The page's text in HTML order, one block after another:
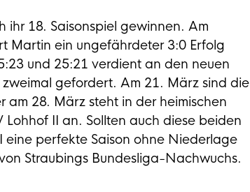
18. Saisonspiel gewinnen. Am
Martin ein ungefährdeter 3:0 Erfolg
und 25:21 verdient an den neuen
gefordert. Am 21. März sind die
am 28. März steht in der heimischen
II an. Sollten auch diese beiden
perfekte Saison ohne Niederlage
Straubings Bundesliga-Nachwuchs.